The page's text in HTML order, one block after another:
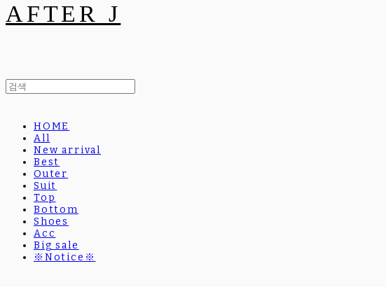
AFTER J
HOME
All
New arrival
Best
Outer
Suit
Top
Bottom
Shoes
Acc
Big sale
※Notice※